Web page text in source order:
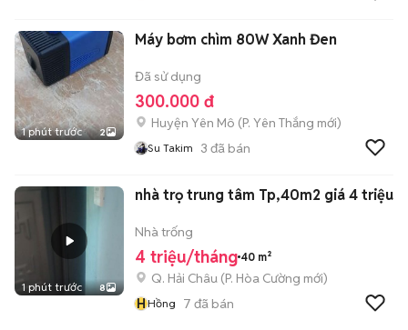
1 phút trước 2
Máy bơm chìm 80W Xanh Đen
Đã sử dụng
300.000 đ
Huyện Yên Mô (P. Yên Thắng mới)
Su Takim 3 đã bán
1 phút trước 8
nhà trọ trung tâm Tp,40m2 giá 4 triệu
Nhà trống
4 triệu/tháng 40 m²
Q. Hải Châu (P. Hòa Cường mới)
HHồng 7 đã bán